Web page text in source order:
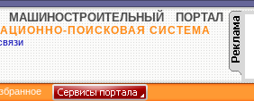
МАШИНОСТРОИТЕЛЬНЫЙ ПОРТАЛ
ПОИСКОВАЯ СИСТЕМА